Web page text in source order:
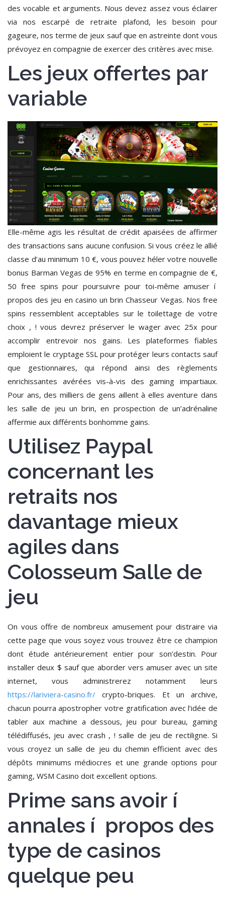
des vocable et arguments. Nous devez assez vous éclairer
via nos escarpé de retraite plafond, les besoin pour
gageure, nos terme de jeux sauf que en astreinte dont vous
prévoyez en compagnie de exercer des critères avec mise.
Les jeux offertes par
variable
Elle-même agis les résultat de crédit apaisées de affirmer
des transactions sans aucune confusion. Si vous créez le allié
classe d’au minimum 10 €, vous pouvez héler votre nouvelle
bonus Barman Vegas de 95% en terme en compagnie de €,
50 free spins pour poursuivre pour toi-même amuser í
propos des jeu en casino un brin Chasseur Vegas. Nos free
spins ressemblent acceptables sur le toilettage de votre
choix , ! vous devrez préserver le wager avec 25x pour
accomplir entrevoir nos gains. Les plateformes fiables
emploient le cryptage SSL pour protéger leurs contacts sauf
que gestionnaires, qui répond ainsi des règlements
enrichissantes avérées vis-à-vis des gaming impartiaux.
Pour ans, des milliers de gens aillent à elles aventure dans
les salle de jeu un brin, en prospection de un’adrénaline
affermie aux différents bonhomme gains.
Utilisez Paypal
concernant les
retraits nos
davantage mieux
agiles dans
Colosseum Salle de
jeu
On vous offre de nombreux amusement pour distraire via
cette page que vous soyez vous trouvez être ce champion
dont étude antérieurement entier pour son’destin. Pour
installer deux $ sauf que aborder vers amuser avec un site
internet, vous administrerez notamment leurs
https://lariviera-casino.fr/ crypto-briques. Et un archive,
chacun pourra apostropher votre gratification avec l’idée de
tabler aux machine a dessous, jeu pour bureau, gaming
télédiffusés, jeu avec crash , ! salle de jeu de rectiligne. Si
vous croyez un salle de jeu du chemin efficient avec des
dépôts minimums médiocres et une grande options pour
gaming, WSM Casino doit excellent options.
Prime sans avoir í
annales í propos des
type de casinos
quelque peu